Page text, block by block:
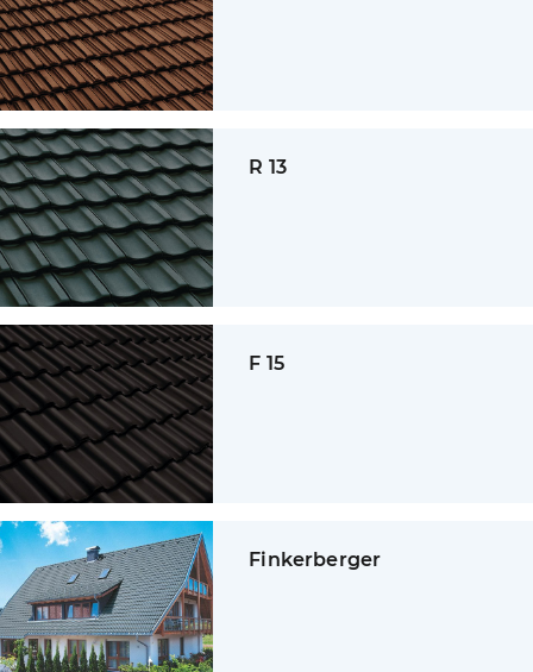
R 13
F 15
Finkerberger